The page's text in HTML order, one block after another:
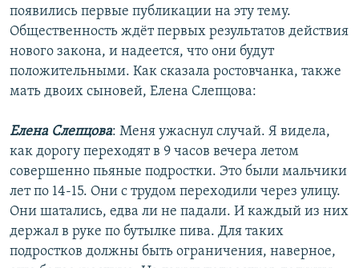
появились первые публикации на эту тему.
Общественность ждёт первых результатов действия
нового закона, и надеется, что они будут
положительными. Как сказала ростовчанка, также
мать двоих сыновей, Елена Слепцова:
Елена Слепцова: Меня ужаснул случай. Я видела,
как дорогу переходят в 9 часов вечера летом
совершенно пьяные подростки. Это были мальчики
лет по 14-15. Они с трудом переходили через улицу.
Они шатались, едва ли не падали. И каждый из них
держал в руке по бутылке пива. Для таких
подростков должны быть ограничения, наверное,